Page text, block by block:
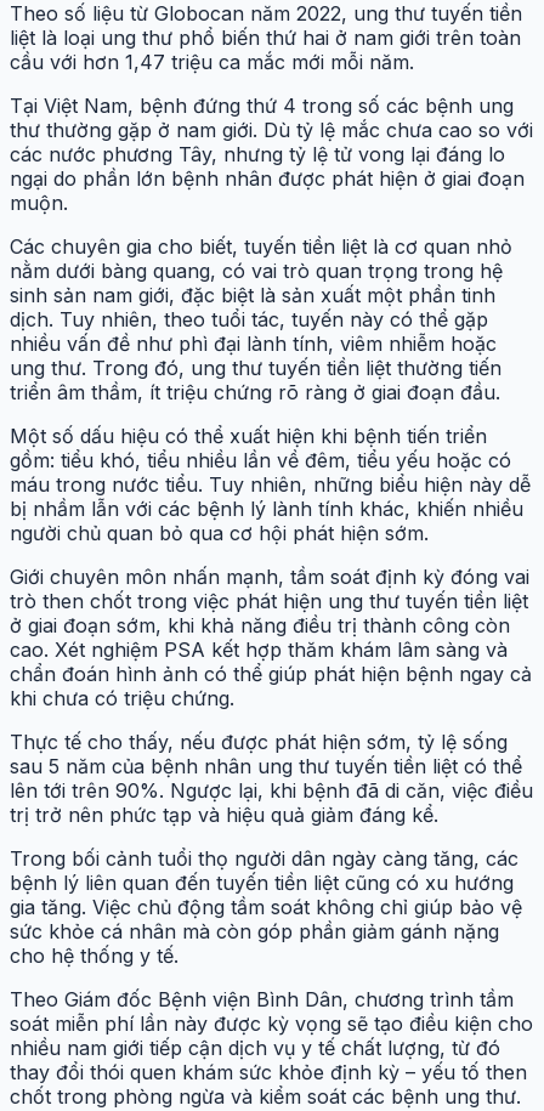
Theo số liệu từ Globocan năm 2022, ung thư tuyến tiền
liệt là loại ung thư phổ biến thứ hai ở nam giới trên toàn
cầu với hơn 1,47 triệu ca mắc mới mỗi năm.
Tại Việt Nam, bệnh đứng thứ 4 trong số các bệnh ung
thư thường gặp ở nam giới. Dù tỷ lệ mắc chưa cao so với
các nước phương Tây, nhưng tỷ lệ tử vong lại đáng lo
ngại do phần lớn bệnh nhân được phát hiện ở giai đoạn
muộn.
Các chuyên gia cho biết, tuyến tiền liệt là cơ quan nhỏ
nằm dưới bàng quang, có vai trò quan trọng trong hệ
sinh sản nam giới, đặc biệt là sản xuất một phần tinh
dịch. Tuy nhiên, theo tuổi tác, tuyến này có thể gặp
nhiều vấn đề như phì đại lành tính, viêm nhiễm hoặc
ung thư. Trong đó, ung thư tuyến tiền liệt thường tiến
triển âm thầm, ít triệu chứng rõ ràng ở giai đoạn đầu.
Một số dấu hiệu có thể xuất hiện khi bệnh tiến triển
gồm: tiểu khó, tiểu nhiều lần về đêm, tiểu yếu hoặc có
máu trong nước tiểu. Tuy nhiên, những biểu hiện này dễ
bị nhầm lẫn với các bệnh lý lành tính khác, khiến nhiều
người chủ quan bỏ qua cơ hội phát hiện sớm.
Giới chuyên môn nhấn mạnh, tầm soát định kỳ đóng vai
trò then chốt trong việc phát hiện ung thư tuyến tiền liệt
ở giai đoạn sớm, khi khả năng điều trị thành công còn
cao. Xét nghiệm PSA kết hợp thăm khám lâm sàng và
chẩn đoán hình ảnh có thể giúp phát hiện bệnh ngay cả
khi chưa có triệu chứng.
Thực tế cho thấy, nếu được phát hiện sớm, tỷ lệ sống
sau 5 năm của bệnh nhân ung thư tuyến tiền liệt có thể
lên tới trên 90%. Ngược lại, khi bệnh đã di căn, việc điều
trị trở nên phức tạp và hiệu quả giảm đáng kể.
Trong bối cảnh tuổi thọ người dân ngày càng tăng, các
bệnh lý liên quan đến tuyến tiền liệt cũng có xu hướng
gia tăng. Việc chủ động tầm soát không chỉ giúp bảo vệ
sức khỏe cá nhân mà còn góp phần giảm gánh nặng
cho hệ thống y tế.
Theo Giám đốc Bệnh viện Bình Dân, chương trình tầm
soát miễn phí lần này được kỳ vọng sẽ tạo điều kiện cho
nhiều nam giới tiếp cận dịch vụ y tế chất lượng, từ đó
thay đổi thói quen khám sức khỏe định kỳ – yếu tố then
chốt trong phòng ngừa và kiểm soát các bệnh ung thư.